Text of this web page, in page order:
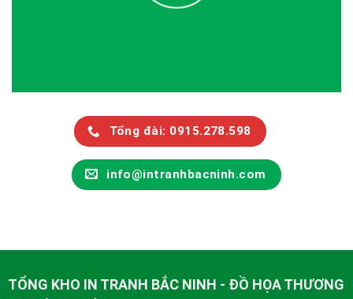
Tổng đài: 0915.278.598
info@intranhbacninh.com
TỔNG KHO IN TRANH BẮC NINH - ĐỒ HỌA THƯƠNG